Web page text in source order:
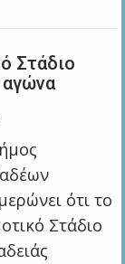
Στάδιο
αγώνα
ότι το
Στάδιο